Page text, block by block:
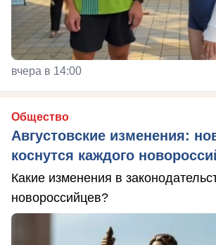
вчера в 14:00
Общество
Августовские изменения:
коснутся каждого
Какие изменения в
новороссийцев?